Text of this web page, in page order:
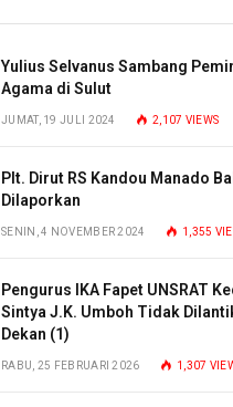
Yulius Selvanus Sambang
Agama di Sulut
JUMAT, 19 JULI 2024 2,107 VIEWS
Plt. Dirut RS Kandou Manado
Dilaporkan
SENIN, 4 NOVEMBER 2024 1,355
Pengurus IKA Fapet UNSRAT
Sintya J.K. Umboh Tidak
Dekan (1)
RABU, 25 FEBRUARI 2026 1,307